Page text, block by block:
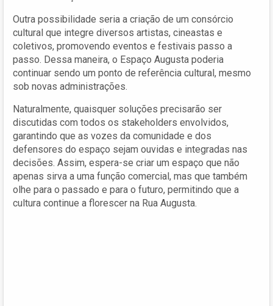
Outra possibilidade seria a criação de um consórcio
cultural que integre diversos artistas, cineastas e
coletivos, promovendo eventos e festivais passo a
passo. Dessa maneira, o Espaço Augusta poderia
continuar sendo um ponto de referência cultural, mesmo
sob novas administrações.
Naturalmente, quaisquer soluções precisarão ser
discutidas com todos os stakeholders envolvidos,
garantindo que as vozes da comunidade e dos
defensores do espaço sejam ouvidas e integradas nas
decisões. Assim, espera-se criar um espaço que não
apenas sirva a uma função comercial, mas que também
olhe para o passado e para o futuro, permitindo que a
cultura continue a florescer na Rua Augusta.